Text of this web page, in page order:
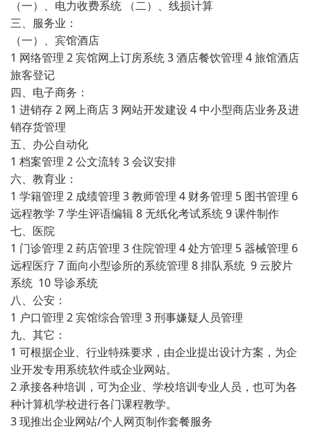
（一）、电力收费系统 （二）、线损计算
三、服务业：
（一）、宾馆酒店
1 网络管理 2 宾馆网上订房系统 3 酒店餐饮管理 4 旅馆酒店
旅客登记
四、电子商务：
1 进销存 2 网上商店 3 网站开发建设 4 中小型商店业务及进
销存货管理
五、办公自动化
1 档案管理 2 公文流转 3 会议安排
六、教育业：
1 学籍管理 2 成绩管理 3 教师管理 4 财务管理 5 图书管理 6
远程教学 7 学生评语编辑 8 无纸化考试系统 9 课件制作
七、医院
1 门诊管理 2 药店管理 3 住院管理 4 处方管理 5 器械管理 6
远程医疗 7 面向小型诊所的系统管理 8 排队系统 9 云胶片
系统 10 导诊系统
八、公安：
1 户口管理 2 宾馆综合管理 3 刑事嫌疑人员管理
九、其它：
1 可根据企业、行业特殊要求，由企业提出设计方案，为企
业开发专用系统软件或企业网站。
2 承接各种培训，可为企业、学校培训专业人员，也可为各
种计算机学校进行各门课程教学。
3 现推出企业网站/个人网页制作套餐服务